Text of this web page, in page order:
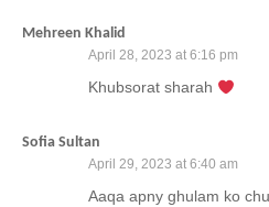
Mehreen Khalid
April 28, 2023 at 6:16 pm
Khubsorat sharah
Sofia Sultan
April 29, 2023 at 6:40 am
Aaqa apny ghulam ko